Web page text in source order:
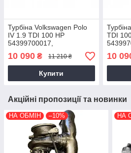
Турбіна Volkswagen Polo
IV 1.9 TDI 100 HP
54399700017,
038253016L,
038253010AX, 2002-2004
10 090 ₴ 11 210 ₴
Купити
TDI
2002-
10
Акційні пропозиції та новинки
НА ОБМІН –10% НА